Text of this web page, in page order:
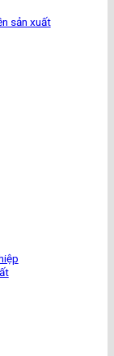
sản xuất